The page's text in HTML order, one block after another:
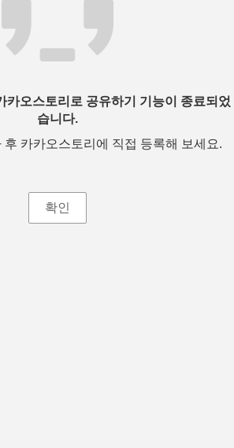
카오스토리로 공유하기 기능이 종료되었
습니다.
카카오스토리에 직접 등록해 보세요.
확인